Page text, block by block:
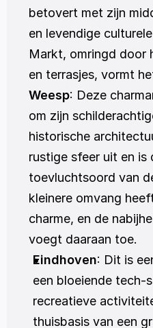
betovert met zijn
en levendige
Markt, omringd door
en terrasjes, vormt
Weesp: Deze
om zijn
historische
rustige sfeer uit en is
toevluchtsoord van
kleinere omvang
charme, en de
voegt daaraan toe.
Eindhoven: Dit is
een bloeiende tech-
recreatieve
thuisbasis van een